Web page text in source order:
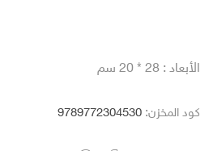
الأبعاد : 28 * 20 سم
كود المخزن: 9789772304530